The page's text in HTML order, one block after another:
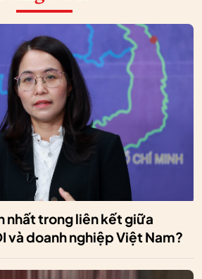
nhất trong liên kết giữa
và doanh nghiệp Việt Nam?